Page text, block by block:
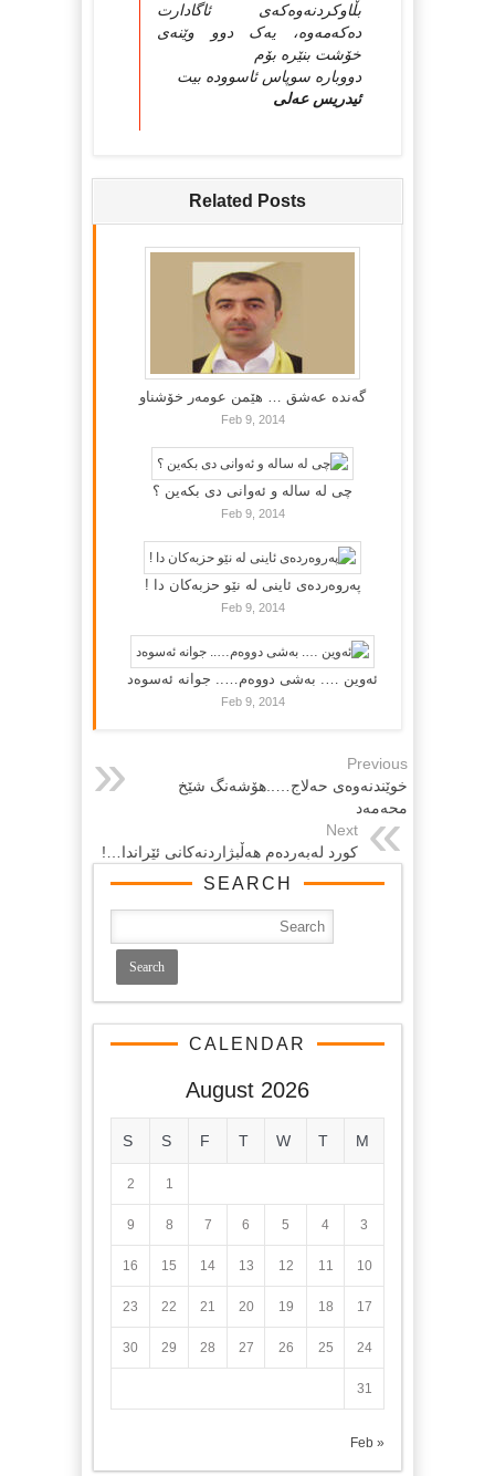
بڵاوکردنەوەکەی ئاگادارت
دەکەمەوە، یەک دوو وێنەی
خۆشت بنێرە بۆم
دووبارە سوپاس ئاسوودە بیت
ئیدریس عەلی
Related Posts
گه‌نده‌ عه‌شق … هێمن عومه‌ر خۆشناو
Feb 9, 2014
چی لە سالە و ئەوانی دی بكەین ؟
Feb 9, 2014
پەروەردەی ئاینی لە نێو حزبەکان دا !
Feb 9, 2014
ئەوین …. بەشی دووەم….. جوانە ئەسوەد
Feb 9, 2014
Previous
خوێندنه‌وه‌ی حه‌لاج…..هۆشه‌نگ شێخ
محه‌مه‌د
Next
کورد له‌به‌رده‌م هه‌ڵبژاردنه‌کانی ئێراندا…!
SEARCH
CALENDAR
August 2026
M
T
W
T
F
S
S
1
2
3
4
5
6
7
8
9
10
11
12
13
14
15
16
17
18
19
20
21
22
23
24
25
26
27
28
29
30
31
« Feb